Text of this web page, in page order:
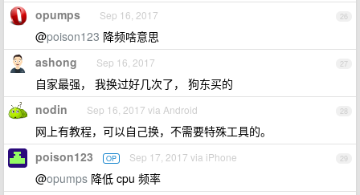
26
opumps Sep 16, 2017
@poison123 降频啥意思
27
ashong Sep 16, 2017
自家最强， 我换过好几次了， 狗东买的
28
nodin Sep 16, 2017 via Android
网上有教程，可以自己换，不需要特殊工具的。
29
poison123 OP Sep 17, 2017 via iPhone
@opumps 降低 cpu 频率